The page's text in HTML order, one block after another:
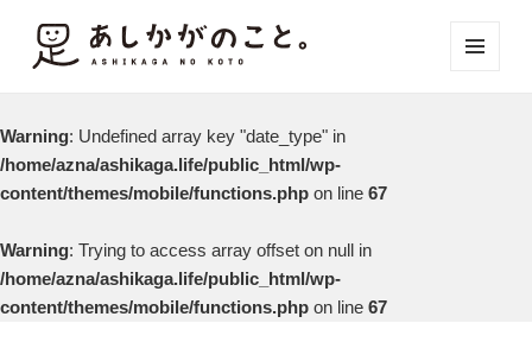
Warning: Undefined array key "date_type" in
/home/azna/ashikaga.life/public_html/wp-
content/themes/mobile/functions.php on line 67
Warning: Trying to access array offset on null in
/home/azna/ashikaga.life/public_html/wp-
content/themes/mobile/functions.php on line 67